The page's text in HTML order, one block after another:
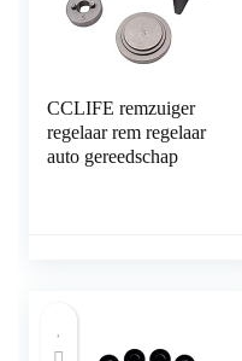
CCLIFE remzuiger
regelaar rem regelaar
auto gereedschap